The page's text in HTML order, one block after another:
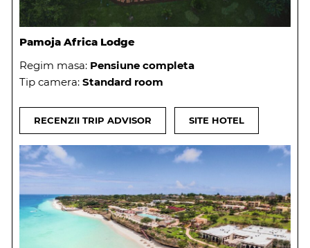
Pamoja Africa Lodge
Regim masa: Pensiune completa
Tip camera: Standard room
RECENZII TRIP ADVISOR SITE HOTEL